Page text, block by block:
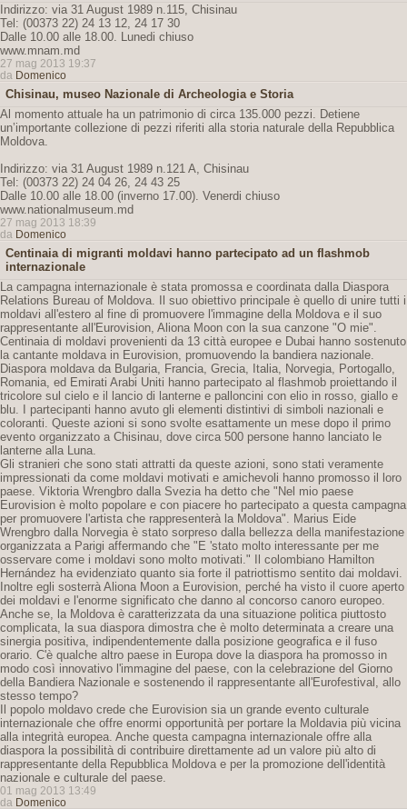
Indirizzo: via 31 August 1989 n.115, Chisinau
Tel: (00373 22) 24 13 12, 24 17 30
Dalle 10.00 alle 18.00. Lunedi chiuso
www.mnam.md
27 mag 2013 19:37
da Domenico
Chisinau, museo Nazionale di Archeologia e Storia
Al momento attuale ha un patrimonio di circa 135.000 pezzi. Detiene
un’importante collezione di pezzi riferiti alla storia naturale della Repubblica
Moldova.
Indirizzo: via 31 August 1989 n.121 A, Chisinau
Tel: (00373 22) 24 04 26, 24 43 25
Dalle 10.00 alle 18.00 (inverno 17.00). Venerdi chiuso
www.nationalmuseum.md
27 mag 2013 18:39
da Domenico
Centinaia di migranti moldavi hanno partecipato ad un flashmob
internazionale
La campagna internazionale è stata promossa e coordinata dalla Diaspora
Relations Bureau of Moldova. Il suo obiettivo principale è quello di unire tutti i
moldavi all'estero al fine di promuovere l'immagine della Moldova e il suo
rappresentante all'Eurovision, Aliona Moon con la sua canzone "O mie".
Centinaia di moldavi provenienti da 13 città europee e Dubai hanno sostenuto
la cantante moldava in Eurovision, promuovendo la bandiera nazionale.
Diaspora moldava da Bulgaria, Francia, Grecia, Italia, Norvegia, Portogallo,
Romania, ed Emirati Arabi Uniti hanno partecipato al flashmob proiettando il
tricolore sul cielo e il lancio di lanterne e palloncini con elio in rosso, giallo e
blu. I partecipanti hanno avuto gli elementi distintivi di simboli nazionali e
coloranti. Queste azioni si sono svolte esattamente un mese dopo il primo
evento organizzato a Chisinau, dove circa 500 persone hanno lanciato le
lanterne alla Luna.
Gli stranieri che sono stati attratti da queste azioni, sono stati veramente
impressionati da come moldavi motivati ​​e amichevoli hanno promosso il loro
paese. Viktoria Wrengbro dalla Svezia ha detto che "Nel mio paese
Eurovision è molto popolare e con piacere ho partecipato a questa campagna
per promuovere l'artista che rappresenterà la Moldova". Marius Eide
Wrengbro dalla Norvegia è stato sorpreso dalla bellezza della manifestazione
organizzata a Parigi affermando che "E 'stato molto interessante per me
osservare come i moldavi sono molto motivati." Il colombiano Hamilton
Hernández ha evidenziato quanto sia forte il patriottismo sentito dai moldavi.
Inoltre egli sosterrà Aliona Moon a Eurovision, perché ha visto il cuore aperto
dei moldavi e l'enorme significato che danno al concorso canoro europeo.
Anche se, la Moldova è caratterizzata da una situazione politica piuttosto
complicata, la sua diaspora dimostra che è molto determinata a creare una
sinergia positiva, indipendentemente dalla posizione geografica e il fuso
orario. C'è qualche altro paese in Europa dove la diaspora ha promosso in
modo così innovativo l'immagine del paese, con la celebrazione del Giorno
della Bandiera Nazionale e sostenendo il rappresentante all'Eurofestival, allo
stesso tempo?
Il popolo moldavo crede che Eurovision sia un grande evento culturale
internazionale che offre enormi opportunità per portare la Moldavia più vicina
alla integrità europea. Anche questa campagna internazionale offre alla
diaspora la possibilità di contribuire direttamente ad un valore più alto di
rappresentante della Repubblica Moldova e per la promozione dell'identità
nazionale e culturale del paese.
01 mag 2013 13:49
da Domenico